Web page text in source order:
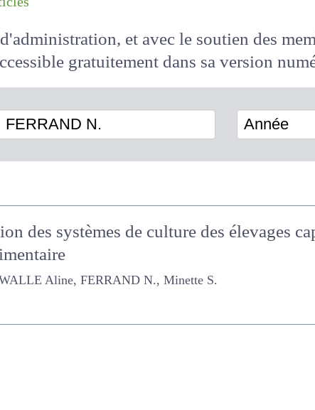
et avec le soutien des
accessiblegratuitementdans sa version
FERRAND N. Année
des systèmes de culture des élevages
Aline, FERRAND N., Minette S.